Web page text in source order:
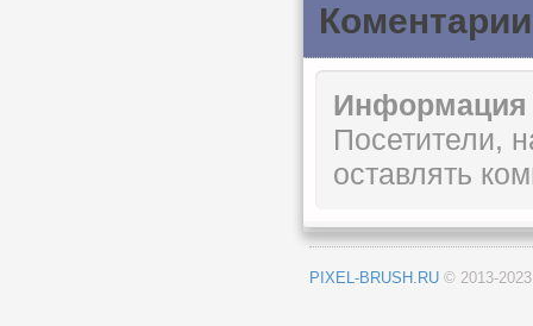
Коментарии
Информация
Посетители,
оставлять
PIXEL-BRUSH.RU © 2013-